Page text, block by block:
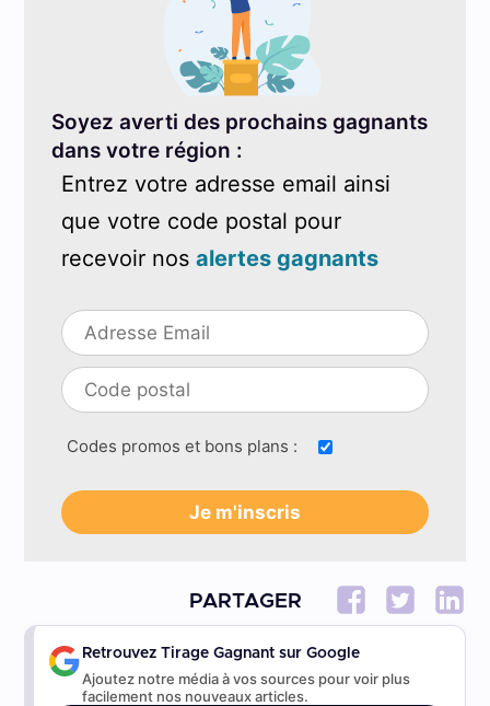
Soyez averti des prochains gagnants
dans votre région :
Entrez votre adresse email ainsi
que votre code postal pour
recevoir nos alertes gagnants
Codes promos et bons plans :
PARTAGER
Retrouvez Tirage Gagnant sur Google
Ajoutez notre média à vos sources pour voir plus
facilement nos nouveaux articles.